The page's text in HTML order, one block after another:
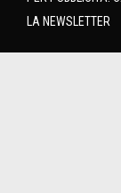
LA NEWSLETTER